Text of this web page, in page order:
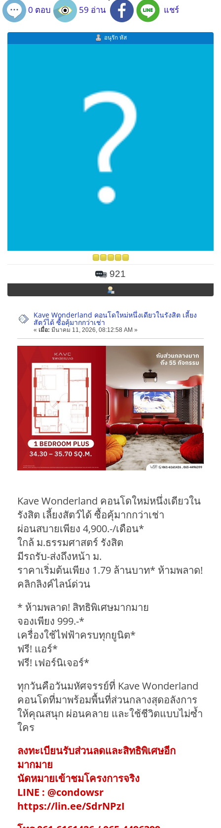
0 ตอบ 59 อ่าน แชร์
อนุรัก หัส
921
Kave Wonderland คอนโดใหม่หนึ่งเดียวในรังสิต เลี้ยง
สัตว์ได้ ซื้อคุ้มากกว่าเช่า
« เมื่อ: มีนาคม 11, 2026, 08:12:58 AM »
Kave Wonderland คอนโดใหม่หนึ่งเดียวใน
รังสิต เลี้ยงสัตว์ได้ ซื้อคุ้มากกว่าเช่า
ผ่อนสบายเพียง 4,900.-/เดือน*
ใกล้ ม.ธรรมศาสตร์ รังสิต
มีรถรับ-ส่งถึงหน้า ม.
ราคาเริ่มต้นเพียง 1.79 ล้านบาท* ห้ามพลาด!
คลิกลิงค์ไลน์ด่วน
* ห้ามพลาด! สิทธิพิเศษมากมาย
จองเพียง 999.-*
เครื่องใช้ไฟฟ้าครบทุกยูนิต*
ฟรี! แอร์*
ฟรี! เฟอร์นิเจอร์*
ทุกวันคือวันมหัศจรรย์ที่ Kave Wonderland
คอนโดที่มาพร้อมพื้นที่ส่วนกลางสุดอลังการ
ให้คุณสนุก ผ่อนคลาย และใช้ชีวิตแบบไม่ซ้ำ
ใคร
ลงทะเบียนรับส่วนลดและสิทธิพิเศษอีก
มากมาย
นัดหมายเข้าชมโครงการจริง
LINE : @condowsr
https://lin.ee/SdrNPzI